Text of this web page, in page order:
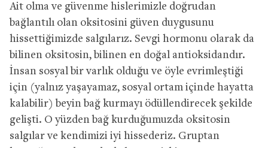
Ait olma ve güvenme hislerimizle doğrudan
bağlantılı olan oksitosini güven duygusunu
hissettiğimizde salgılarız. Sevgi hormonu olarak da
bilinen oksitosin, bilinen en doğal antioksidandır.
İnsan sosyal bir varlık olduğu ve öyle evrimleştiği
için (yalnız yaşayamaz, sosyal ortam içinde hayatta
kalabilir) beyin bağ kurmayı ödüllendirecek şekilde
gelişti. O yüzden bağ kurduğumuzda oksitosin
salgılar ve kendimizi iyi hissederiz. Gruptan